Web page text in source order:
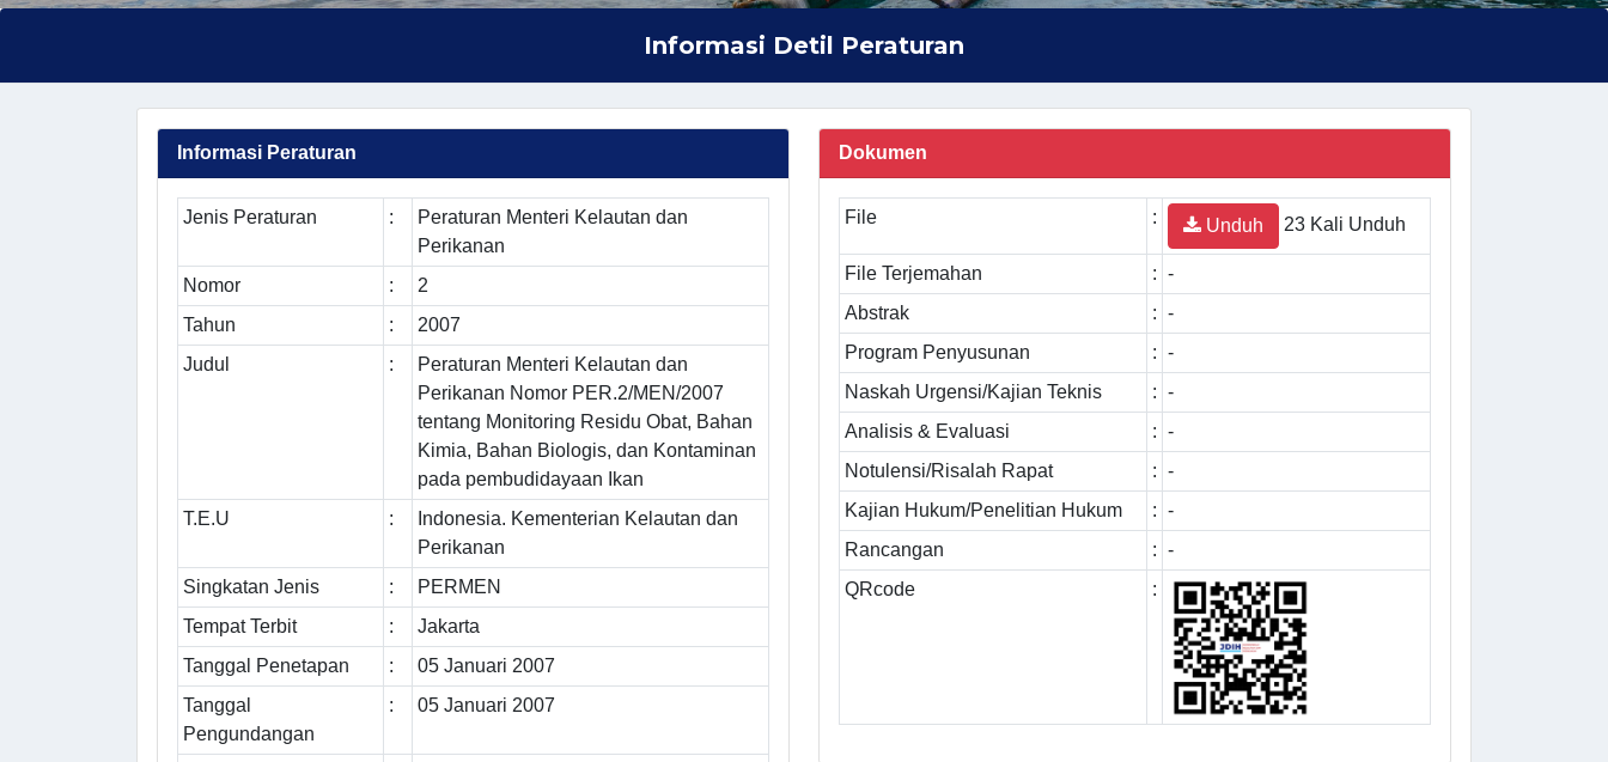
Informasi Detil Peraturan
Informasi Peraturan
Jenis Peraturan :
Peraturan Menteri Kelautan dan
Perikanan
Nomor
:
2
Tahun
:
2007
Judul
:
Peraturan Menteri Kelautan dan
Perikanan Nomor PER.2/MEN/2007
tentang Monitoring Residu Obat, Bahan
Kimia, Bahan Biologis, dan Kontaminan
pada pembudidayaan Ikan
T.E.U
:
Indonesia. Kementerian Kelautan dan
Perikanan
Singkatan Jenis
:
PERMEN
Tempat Terbit
:
Jakarta
Tanggal Penetapan
:
05 Januari 2007
Tanggal
Pengundangan
: 05 Januari 2007
Dokumen
File : Unduh 23 Kali Unduh
File Terjemahan : -
Abstrak
: -
Program Penyusunan
: -
Naskah Urgensi/Kajian Teknis
: -
Analisis & Evaluasi
: -
Notulensi/Risalah Rapat
: -
Kajian Hukum/Penelitian Hukum
: -
Rancangan
: -
QRcode
: